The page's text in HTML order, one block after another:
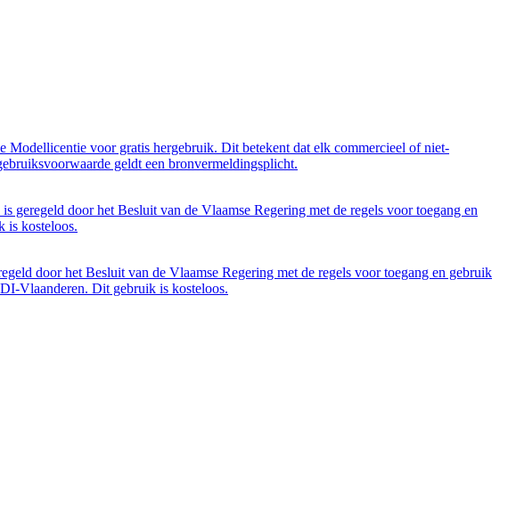
voor gratis hergebruik. Dit betekent dat elk commercieel of niet-
geldt een bronvermeldingsplicht.
geregeld door het Besluit van de Vlaamse Regering met de regels voor toegang en
is kosteloos.
door het Besluit van de Vlaamse Regering met de regels voor toegang en gebruik
Vlaanderen. Dit gebruik is kosteloos.